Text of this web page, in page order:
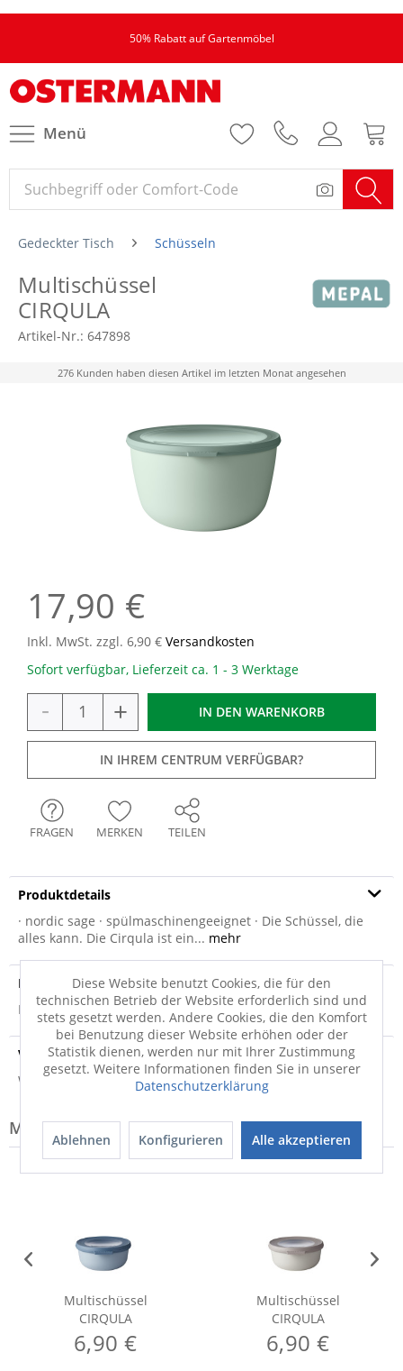
50% Rabatt auf Gartenmöbel
Menü
Gedeckter Tisch Schüsseln
Multischüssel
CIRQULA
Artikel-Nr.: 647898
276 Kunden haben diesen Artikel im letzten Monat angesehen
17,90 €
Inkl. MwSt. zzgl. 6,90 € Versandkosten
Sofort verfügbar, Lieferzeit ca. 1 - 3 Werktage
- + IN DEN WARENKORB
IN IHREM CENTRUM VERFÜGBAR?
FRAGEN MERKEN TEILEN
Produktdetails
· nordic sage · spülmaschinengeeignet · Die Schüssel, die
alles kann. Die Cirqula ist ein... mehr
Produktsicherheit
Produktsicherheit
Versandinfo
Weitere Informationen zum Versand...
Modell-Familie: CIRQULA
Multischüssel
CIRQULA
6,90 €
Multischüssel
CIRQULA
6,90 €
Diese Website benutzt Cookies, die für den
technischen Betrieb der Website erforderlich sind und
stets gesetzt werden. Andere Cookies, die den Komfort
bei Benutzung dieser Website erhöhen oder der
Statistik dienen, werden nur mit Ihrer Zustimmung
gesetzt. Weitere Informationen finden Sie in unserer
Datenschutzerklärung
Ablehnen Konfigurieren Alle akzeptieren